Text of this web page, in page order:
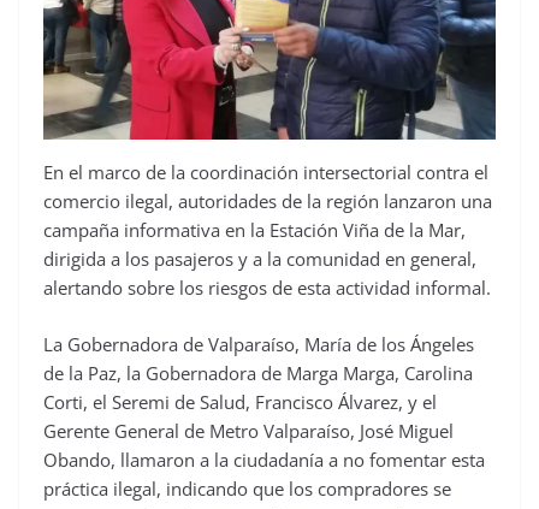
En el marco de la coordinación intersectorial contra el
comercio ilegal, autoridades de la región lanzaron una
campaña informativa en la Estación Viña de la Mar,
dirigida a los pasajeros y a la comunidad en general,
alertando sobre los riesgos de esta actividad informal.
La Gobernadora de Valparaíso, María de los Ángeles
de la Paz, la Gobernadora de Marga Marga, Carolina
Corti, el Seremi de Salud, Francisco Álvarez, y el
Gerente General de Metro Valparaíso, José Miguel
Obando, llamaron a la ciudadanía a no fomentar esta
práctica ilegal, indicando que los compradores se